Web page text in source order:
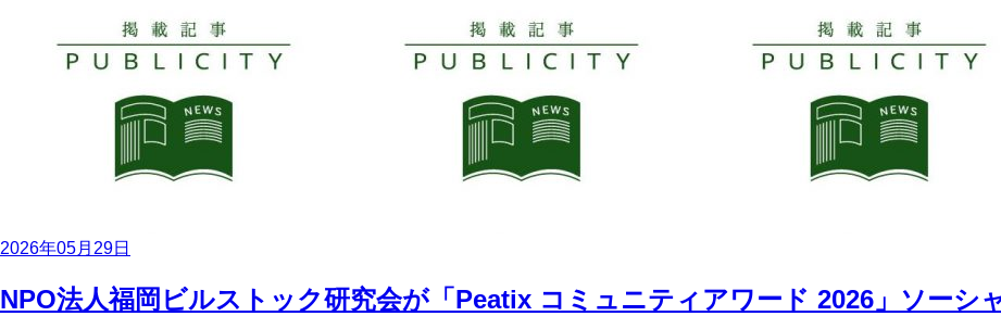
2026年05月29日
NPO法人福岡ビルストック研究会が「Peatix コミュニティアワード 2026」ソーシ